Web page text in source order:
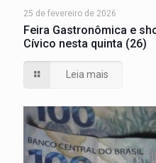
25 de fevereiro de 2026
Feira Gastronômica e
Cívico nesta quinta (26)
Leia mais